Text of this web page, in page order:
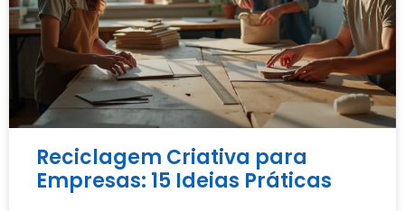
Reciclagem Criativa para
Empresas: 15 Ideias Práticas